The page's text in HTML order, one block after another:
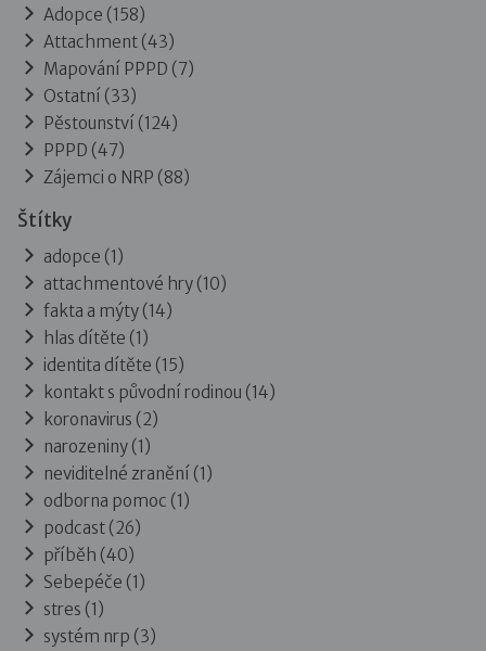
Adopce (158)
Attachment (43)
Mapování PPPD (7)
Ostatní (33)
Pěstounství (124)
PPPD (47)
Zájemci o NRP (88)
Štítky
adopce (1)
attachmentové hry (10)
fakta a mýty (14)
hlas dítěte (1)
identita dítěte (15)
kontakt s původní rodinou (14)
koronavirus (2)
narozeniny (1)
neviditelné zranění (1)
odborna pomoc (1)
podcast (26)
příběh (40)
Sebepéče (1)
stres (1)
systém nrp (3)